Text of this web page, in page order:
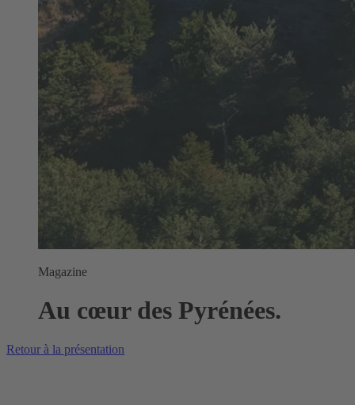
Magazine
Au cœur des Pyrénées.
Retour à la présentation